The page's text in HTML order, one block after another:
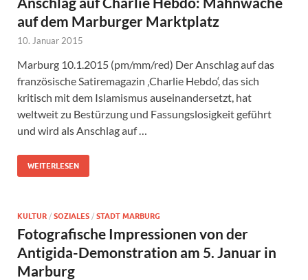
auf dem Marburger Marktplatz
10. Januar 2015
Marburg 10.1.2015 (pm/mm/red) Der Anschlag auf das
französische Satiremagazin ‚Charlie Hebdo‘, das sich
kritisch mit dem Islamismus auseinandersetzt, hat
weltweit zu Bestürzung und Fassungslosigkeit geführt
und wird als Anschlag auf …
WEITERLESEN
KULTUR / SOZIALES / STADT MARBURG
Fotografische Impressionen von der
Antigida-Demonstration am 5. Januar in
Marburg